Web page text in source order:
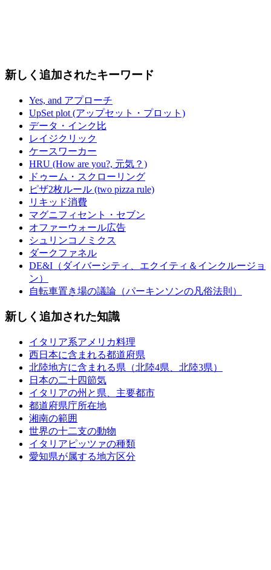
新しく追加されたキーワード
Yes, and アプローチ
UpSet plot (アップセット・プロット)
データ・インク比
レイジクリック
ケースワーカー
HRU (How are you?, 元気？)
ドゥーム・スクローリング
ピザ2枚ルール (two pizza rule)
リキッド消費
マグニフィセント・セブン
オファーウォール広告
シュリンコノミクス
ダークファネル
DE&I（ダイバーシティ、エクイティ＆インクルージョ
ン）
自転車置き場の議論（パーキンソンの凡俗法則）
新しく追加された知識
イタリア系アメリカ料理
西日本に含まれる都道府県
北陸地方に含まれる県（北陸4県、北陸3県）
日本の二十四節気
イタリアの州と県、主要都市
都道府県庁所在地
湘南の範囲
世界の十二支の動物
イタリアピッツァの種類
愛知県が属する地方区分